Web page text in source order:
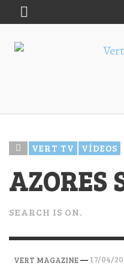
VERT TV VÍDEOS
AZORES
SEARCH IS ON.
VERT MAGAZINE— 17/04/